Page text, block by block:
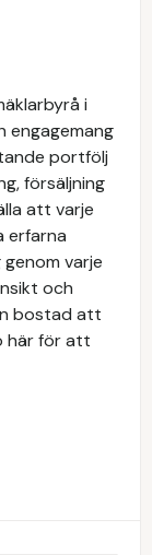
i
engagemang
portfölj
försäljning
att varje
erfarna
varje
och
bostad att
här för att